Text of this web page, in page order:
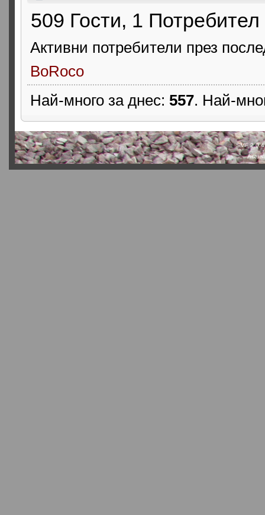
509 Гости, 1 Потребител
Активни потребители през
BoRoco
Най-много за днес: 557. Най-
SMF 2.0.4